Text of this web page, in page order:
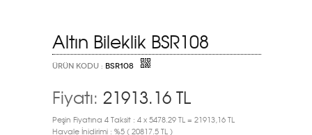
Altın Bileklik BSR108
ÜRÜN KODU : BSR108
Fiyatı: 21913.16 TL
Peşin Fiyatına 4 Taksit : 4 x 5478.29 TL = 21913,16 TL
Havale İnidirimi : %5 ( 20817.5 TL )